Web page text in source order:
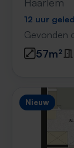
12 uur
Gevonden
57m²
Nieuw